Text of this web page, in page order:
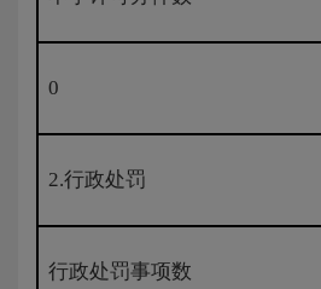
0
2.行政处罚
行政处罚事项数